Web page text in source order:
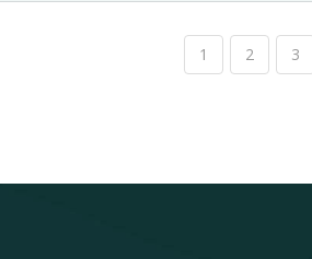
1 2 3